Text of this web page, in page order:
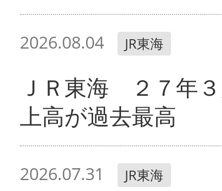
2026.08.04 JR東海
ＪＲ東海 ２７年
上高が過去最高
2026.07.31 JR東海